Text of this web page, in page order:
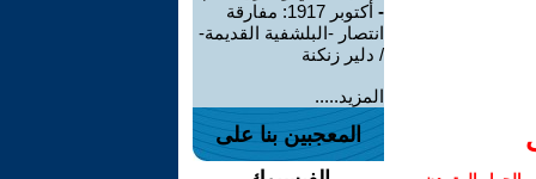
-
أكتوبر 1917: مفارقة
انتصار -البلشفية القديمة-
/ دلير زنكنة
المزيد.....
المعجبين بنا على